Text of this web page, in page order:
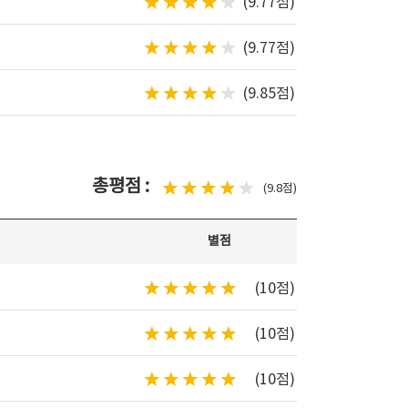
(9.77점)
(9.85점)
총평점 : (9.8점)
별점
(10점)
(10점)
(10점)